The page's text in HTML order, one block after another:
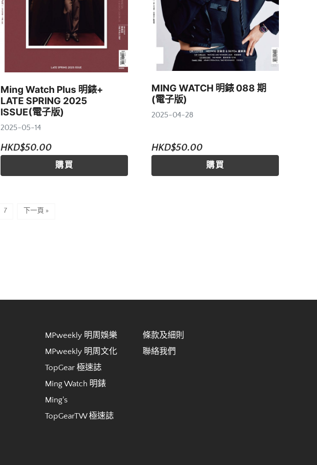
Ming Watch Plus 明錶+
LATE SPRING 2025
ISSUE(電子版)
2025-05-14
HKD$50.00
購買
MING WATCH 明錶 088 期
(電子版)
2025-04-28
HKD$50.00
購買
7 下一頁 »
MPweekly 明周娛樂
MPweekly 明周文化
TopGear 極速誌
Ming Watch 明錶
Ming's
TopGearTW 極速誌
條款及細則
聯絡我們